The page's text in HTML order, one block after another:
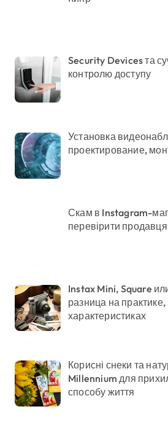
Security Devices та
контролю доступу
Установка
проектирование,
Скам в Instagram-
перевірити
Instax Mini, Square
разница на практике,
характеристиках
Корисні снеки та
Millennium для
способу життя